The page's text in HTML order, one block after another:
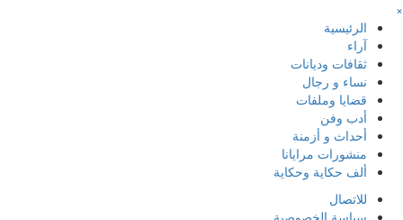
×
الرئيسية
آراء
ثقافات وديانات
نساء و رجال
قضايا وملفات
أدب وفن
أحداث و أزمنة
منشورات مرايانا
ألف حكاية وحكاية
للاتصال
سياسة الخصوصية